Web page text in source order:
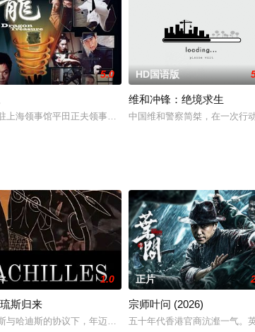
不聊生。新总督米格尔在上任途中被杀，临死时把官
5.0
上海领事馆平田正夫领事刚得手的一尊明朝年代的夜光杯被“
HD国语版
维和冲锋：绝境求生
中国维和警察简桀，在一次行
母女小茜和依依，被迫出手击杀黑帮一伙而暴露身份
1.0
斯归来
与哈迪斯的协议下，年迈的阿喀琉斯被忒提斯从冥界释放至
正片
宗师叶问 (2026)
五十年代香港官商沆瀣一气。